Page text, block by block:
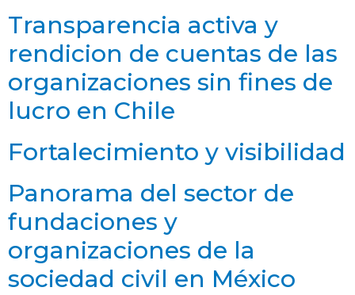
Transparencia activa y
rendicion de cuentas de las
organizaciones sin fines de
lucro en Chile
Fortalecimiento y visibilidad
Panorama del sector de
fundaciones y
organizaciones de la
sociedad civil en México